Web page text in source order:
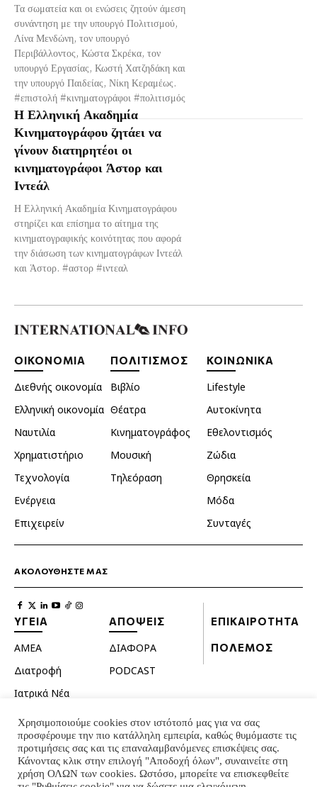
Τα σωματεία και οι ενώσεις ζητούν άμεση
συνάντηση με την υπουργό Πολιτισμού,
Λίνα Μενδώνη, τον υπουργό
Περιβάλλοντος, Κώστα Σκρέκα, τον
υπουργό Εργασίας, Κωστή Χατζηδάκη και
την υπουργό Παιδείας, Νίκη Κεραμέως.
#επιστολή #κινηματογράφοι #πολιτισμός
Η Ελληνική Ακαδημία
Κινηματογράφου ζητάει να
γίνουν διατηρητέοι οι
κινηματογράφοι Άστορ και
Ιντεάλ
Η Ελληνική Ακαδημία Κινηματογράφου
στηρίζει και επίσημα το αίτημα της
κινηματογραφικής κοινότητας που αφορά
την διάσωση των κινηματογράφων Ιντεάλ
και Άστορ. #αστορ #ιντεαλ
ΟΙΚΟΝΟΜΙΑ
Διεθνής οικονομία
Ελληνική οικονομία
Ναυτιλία
Χρηματιστήριο
Τεχνολογία
Ενέργεια
Επιχειρείν
ΠΟΛΙΤΙΣΜΟΣ
Βιβλίο
Θέατρα
Κινηματογράφος
Μουσική
Τηλεόραση
ΚΟΙΝΩΝΙΚΑ
Lifestyle
Αυτοκίνητα
Εθελοντισμός
Ζώδια
Θρησκεία
Μόδα
Συνταγές
ΑΚΟΛΟΥΘΗΣΤΕ ΜΑΣ
ΥΓΕΙΑ
ΑΜΕΑ
Διατροφή
Ιατρικά Νέα
Κατοικίδια
Ομορφιά
Σεξουαλική ζωή
Ψυχολογία
ΑΠΟΨΕΙΣ
ΔΙΑΦΟΡΑ
PODCAST
ΕΠΙΚΑΙΡΟΤΗΤΑ
ΠΟΛΕΜΟΣ
Χρησιμοποιούμε cookies στον ιστότοπό μας για να σας
προσφέρουμε την πιο κατάλληλη εμπειρία, καθώς θυμόμαστε τις
προτιμήσεις σας και τις επαναλαμβανόμενες επισκέψεις σας.
Κάνοντας κλικ στην επιλογή "Αποδοχή όλων", συναινείτε στη
χρήση ΟΛΩΝ των cookies. Ωστόσο, μπορείτε να επισκεφθείτε